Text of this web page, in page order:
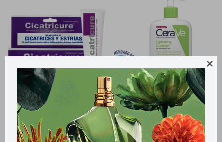

Llega HOY
LlegaHOY
LlegaHOY